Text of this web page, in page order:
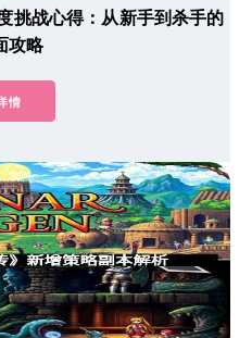
挑战心得：从新手到杀手的
攻略
情